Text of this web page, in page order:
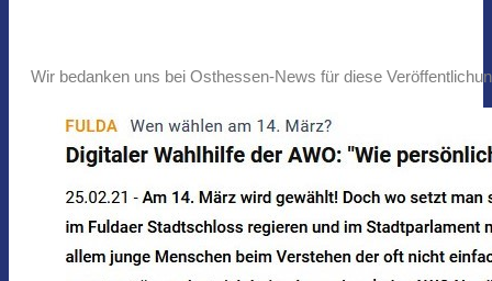
Wir bedanken uns bei Osthessen-News für diese